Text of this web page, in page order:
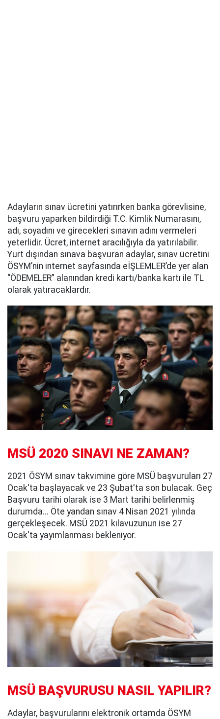
Adayların sınav ücretini yatırırken banka görevlisine,
başvuru yaparken bildirdiği T.C. Kimlik Numarasını,
adı, soyadını ve girecekleri sınavın adını vermeleri
yeterlidir. Ücret, internet aracılığıyla da yatırılabilir.
Yurt dışından sınava başvuran adaylar, sınav ücretini
ÖSYM’nin internet sayfasında eİŞLEMLER’de yer alan
“ÖDEMELER” alanından kredi kartı/banka kartı ile TL
olarak yatıracaklardır.
MSÜ 2020 SINAVI NE ZAMAN?
2021 ÖSYM sınav takvimine göre MSÜ başvuruları 27
Ocak'ta başlayacak ve 23 Şubat'ta son bulacak. Geç
Başvuru tarihi olarak ise 3 Mart tarihi belirlenmiş
durumda... Öte yandan sınav 4 Nisan 2021 yılında
gerçekleşecek. MSÜ 2021 kılavuzunun ise 27
Ocak'ta yayımlanması bekleniyor.
MSÜ BAŞVURUSU NASIL YAPILIR?
Adaylar, başvurularını elektronik ortamda ÖSYM